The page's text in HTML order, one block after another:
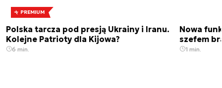
PREMIUM
Polska tarcza pod presją Ukrainy i Iranu.
Kolejne Patrioty dla Kijowa?
6 min.
Nowa
szefem
1 min.